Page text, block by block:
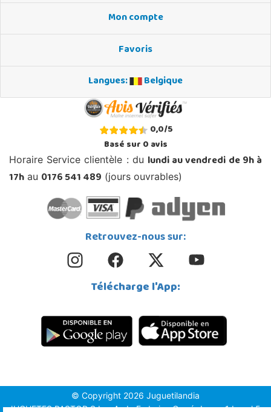
Mon compte
Favoris
Langues:
Belgique
0,0/5
Basé sur0avis
Horaire Service clientèle : du lundi au vendredi de 9h à
17h au 0176 541 489 (jours ouvrables)
Retrouvez-nous sur:
Télécharge l'App:
© Copyright 2026 Juguetilandia
JUGUETES PASTOR S.L. - Avda.Federico García Lorca 1 Local 5,